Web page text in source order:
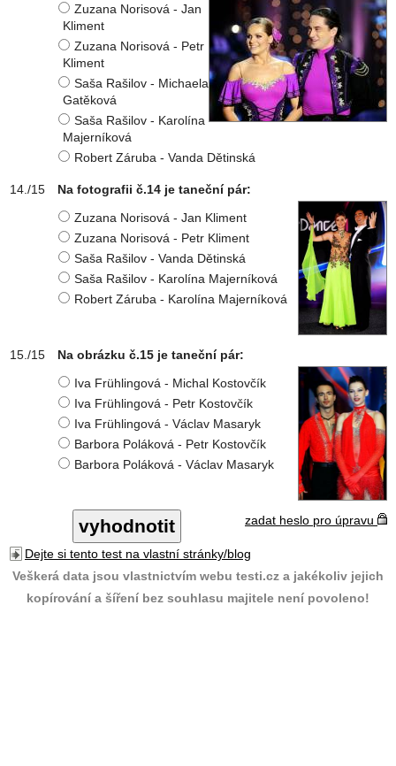
Zuzana Norisová - Jan
Kliment
Zuzana Norisová - Petr
Kliment
Saša Rašilov - Michaela
Gatěková
Saša Rašilov - Karolína
Majerníková
Robert Záruba - Vanda Dětinská
Na fotografii č.14 je taneční pár:
Zuzana Norisová - Jan Kliment
Zuzana Norisová - Petr Kliment
Saša Rašilov - Vanda Dětinská
Saša Rašilov - Karolína Majerníková
Robert Záruba - Karolína Majerníková
Na obrázku č.15 je taneční pár:
Iva Frühlingová - Michal Kostovčík
Iva Frühlingová - Petr Kostovčík
Iva Frühlingová - Václav Masaryk
Barbora Poláková - Petr Kostovčík
Barbora Poláková - Václav Masaryk
zadat heslo pro úpravu
Dejte si tento test na vlastní stránky/blog
Veškerá data jsou vlastnictvím webu testi.cz a jakékoliv jejich
kopírování a šíření bez souhlasu majitele není povoleno!